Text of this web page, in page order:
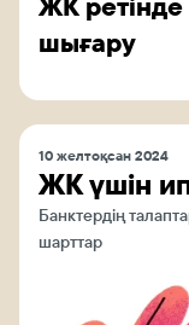
ЖК
шығару
10 желтоқсан 2024
ЖК үшін
Банктердің
шарттар